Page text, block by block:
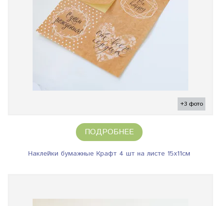
+3 фото
ПОДРОБНЕЕ
Наклейки бумажные Крафт 4 шт на листе 15х11см